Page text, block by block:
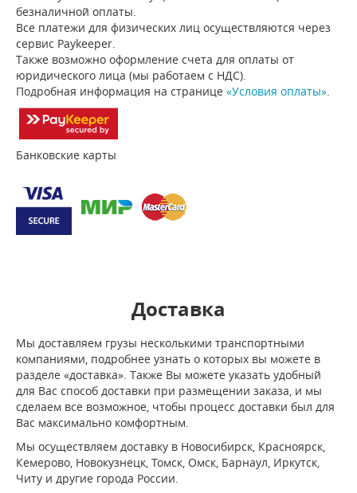
безналичной оплаты.
Все платежи для физических лиц осуществляются через
сервис Paykeeper.
Также возможно оформление счета для оплаты от
юридического лица (мы работаем с НДС).
Подробная информация на странице «Условия оплаты»
Банковские карты
Доставка
Мы доставляем грузы несколькими транспортными
компаниями, подробнее узнать о которых вы можете в
разделе «доставка». Также Вы можете указать удобный
для Вас способ доставки при размещении заказа, и мы
сделаем все возможное, чтобы процесс доставки был для
Вас максимально комфортным.
Мы осуществляем доставку в Новосибирск, Красноярск,
Кемерово, Новокузнецк, Томск, Омск, Барнаул, Иркутск,
Читу и другие города России.